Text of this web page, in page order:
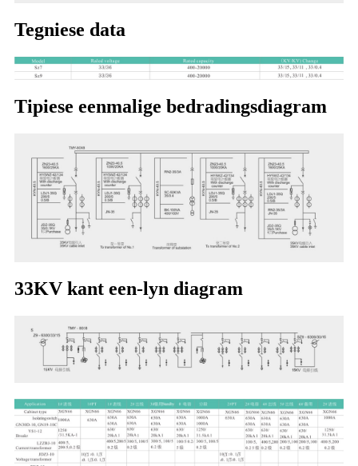
Tegniese data
Tipiese eenmalige bedradingsdiagram
33KV kant een-lyn diagram